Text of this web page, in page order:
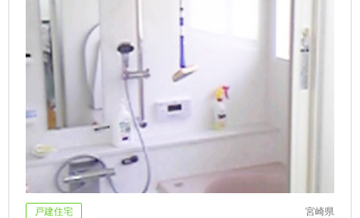
戸建住宅 宮崎県